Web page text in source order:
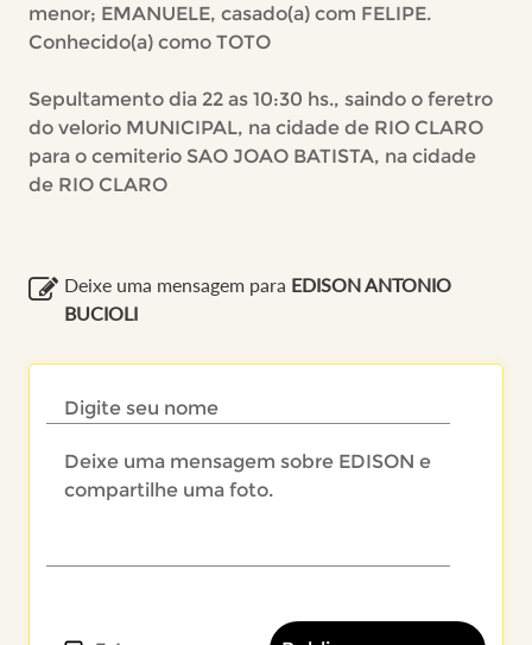
menor; EMANUELE, casado(a) com FELIPE.
Conhecido(a) como TOTO
Sepultamento dia 22 as 10:30 hs., saindo o feretro
do velorio MUNICIPAL, na cidade de RIO CLARO
para o cemiterio SAO JOAO BATISTA, na cidade
de RIO CLARO
Deixe uma mensagem para EDISON ANTONIO
BUCIOLI